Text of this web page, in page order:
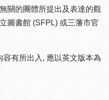
關的團體所提出及表達的觀
圖書館 (SFPL) 或三藩市官
有所出入, 應以英文版本為